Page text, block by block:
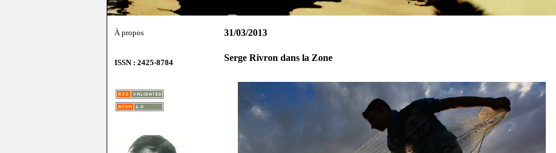
À propos
ISSN : 2425-8784
31/03/2013
Serge Rivron dans la Zone